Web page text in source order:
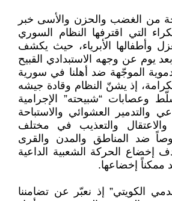
من الغضب والحزن والأسى خبر
التي اقترفها النظام السوري
وأطفالها الأبرياء، حيث يكشف
يوم عن وجهه الاستبدادي القبيح
الموجّهة ضد أهلنا في سورية
إذ يشنّ النظام وقادة جيشه
وعصابات “شبيحته” الإجرامية
والتدمير العشوائي والاستباحة
والاعتقال والتعذيب في مختلف
ضد المناطق والمدن والقرى
إخضاع الحركة الشعبية الداعية
ممكناً إخضاعها.
الكويتي” إذ نعبّر عن تضامننا